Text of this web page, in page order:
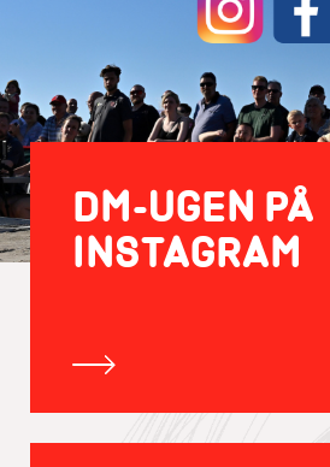
DM-UGEN PÅ
INSTAGRAM